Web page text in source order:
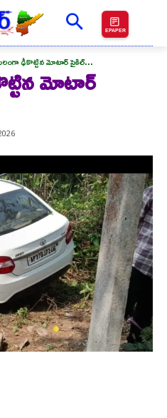
EPAPER
ఢీకొట్టిన మోటార్ సైకిల్...
మోటార్